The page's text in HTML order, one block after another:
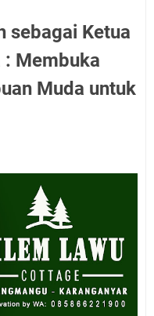
sebagai Ketua
: Membuka
Muda untuk